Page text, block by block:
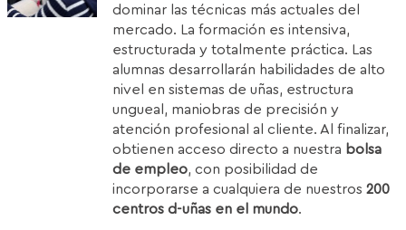
dominar las técnicas más actuales del
mercado. La formación es intensiva,
estructurada y totalmente práctica. Las
alumnas desarrollarán habilidades de alto
nivel en sistemas de uñas, estructura
ungueal, maniobras de precisión y
atención profesional al cliente. Al finalizar,
obtienen acceso directo a nuestra bolsa
de empleo, con posibilidad de
incorporarse a cualquiera de nuestros200
centros d-uñas en el mundo.